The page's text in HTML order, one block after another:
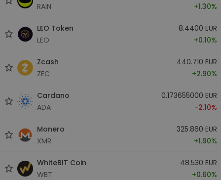
RAIN
+1.30%
LEO Token
LEO
8.4400 EUR
+0.10%
Zcash
ZEC
440.710 EUR
+2.90%
Cardano
ADA
0.173655000 EUR
-2.10%
Monero
XMR
325.860 EUR
+1.90%
WhiteBIT Coin
WBT
48.530 EUR
+0.60%